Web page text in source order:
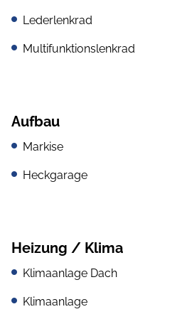
Lederlenkrad
Multifunktionslenkrad
Aufbau
Markise
Heckgarage
Heizung / Klima
Klimaanlage Dach
Klimaanlage